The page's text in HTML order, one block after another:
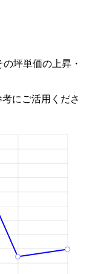
坪単価の上昇・
にご活用くださ